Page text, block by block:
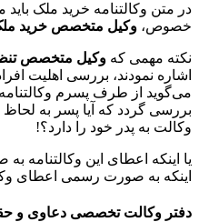
در متن وکالتنامه خرید ملک
خصوص، وکیل متخصص خرید
نکته مهمی که وکیل متخصص
اشاره نمودند، بررسی اهلیت
می‌گوید از طرف پسرم
بررسی گردد که آیا پسر به لحاظ
وکالت به پدر خود را دارد؟!
یا اینکه اعطای این وکالتنامه
اینکه به صورت رسمی اعطای
دفتر وکالت تخصصی دعاوی و